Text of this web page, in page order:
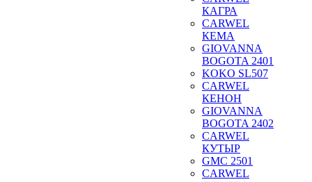
КАГРА
CARWEL
КЕМА
GIOVANNA
BOGOTA 2401
KOKO SL507
CARWEL
КЕНОН
GIOVANNA
BOGOTA 2402
CARWEL
КУТЫР
GMC 2501
CARWEL